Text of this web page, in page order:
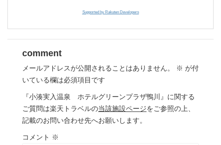
Supported by Rakuten Developers
comment
メールアドレスが公開されることはありません。 ※ が付
いている欄は必須項目です
『小湊実入温泉 ホテルグリーンプラザ鴨川』に関する
ご質問は楽天トラベルの当該施設ページをご参照の上、
記載のお問い合わせ先へお願いします。
コメント ※